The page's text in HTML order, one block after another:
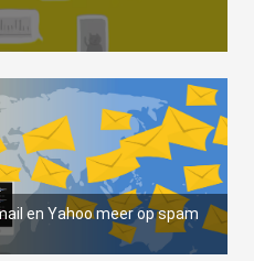
en Yahoo meer op spam